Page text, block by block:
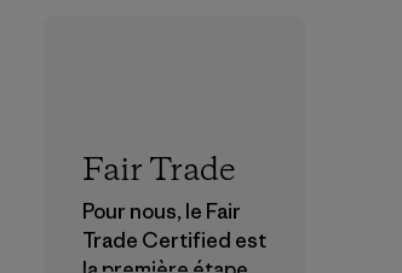
Fair Trade
Pour nous, le Fair
Trade Certified est